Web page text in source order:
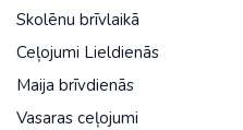
Skolēnu brīvlaikā
Ceļojumi Lieldienās
Maija brīvdienās
Vasaras ceļojumi